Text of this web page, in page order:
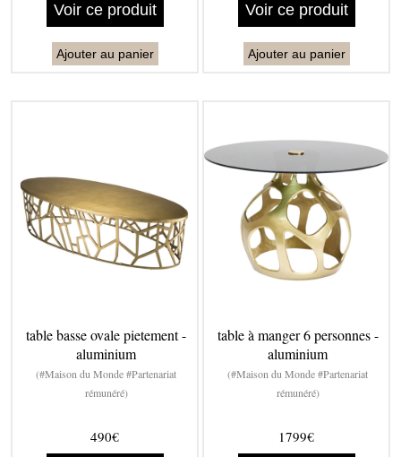
Voir ce produit
Ajouter au panier
Voir ce produit
Ajouter au panier
table basse ovale pietement -
aluminium
(#Maison du Monde #Partenariat
rémunéré)
490€
table à manger 6 personnes -
aluminium
(#Maison du Monde #Partenariat
rémunéré)
1799€